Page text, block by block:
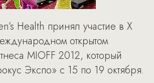
Health принял участие в Х
открытом
MIOFF 2012, который
Экспо» с 15 по 19 октября.